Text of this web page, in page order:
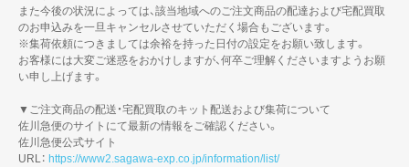
また今後の状況によっては、該当地域へのご注文商品の配達および宅配買取
のお申込みを一旦キャンセルさせていただく場合もございます。
※集荷依頼につきましては余裕を持った日付の設定をお願い致します。
お客様には大変ご迷惑をおかけしますが、何卒ご理解くださいますようお願
い申し上げます。
▼ご注文商品の配送・宅配買取のキット配送および集荷について
佐川急便のサイトにて最新の情報をご確認ください。
佐川急便公式サイト
URL： https://www2.sagawa-exp.co.jp/information/list/